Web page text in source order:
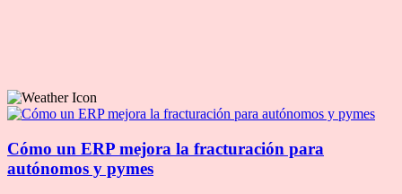
Cómo un ERP mejora la fracturación para
autónomos y pymes